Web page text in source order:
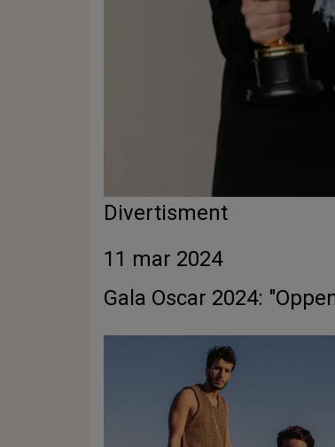
Divertisment
11 mar 2024
Gala Oscar 2024: